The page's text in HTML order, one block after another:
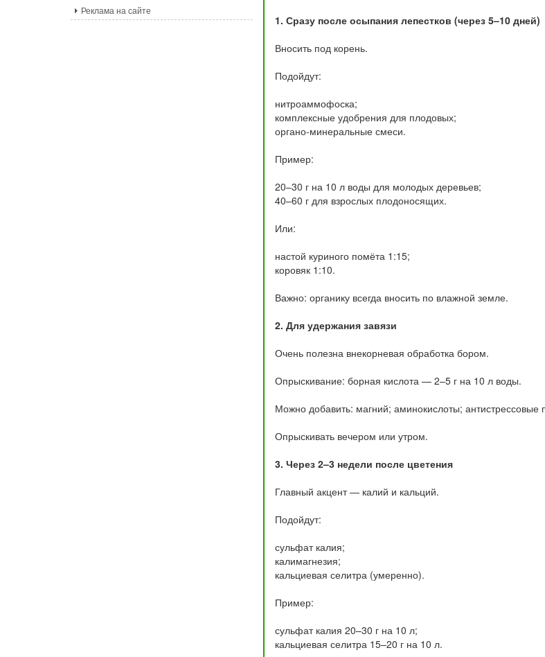
Реклама на сайте
1. Сразу после осыпания лепестков (через 5–10 дней)
Вносить под корень.
Подойдут:
нитроаммофоска;
комплексные удобрения для плодовых;
органо-минеральные смеси.
Пример:
20–30 г на 10 л воды для молодых деревьев;
40–60 г для взрослых плодоносящих.
Или:
настой куриного помёта 1:15;
коровяк 1:10.
Важно: органику всегда вносить по влажной земле.
2. Для удержания завязи
Очень полезна внекорневая обработка бором.
Опрыскивание: борная кислота — 2–5 г на 10 л воды.
Можно добавить: магний; аминокислоты; антистрессовые
Опрыскивать вечером или утром.
3. Через 2–3 недели после цветения
Главный акцент — калий и кальций.
Подойдут:
сульфат калия;
калимагнезия;
кальциевая селитра (умеренно).
Пример:
сульфат калия 20–30 г на 10 л;
кальциевая селитра 15–20 г на 10 л.